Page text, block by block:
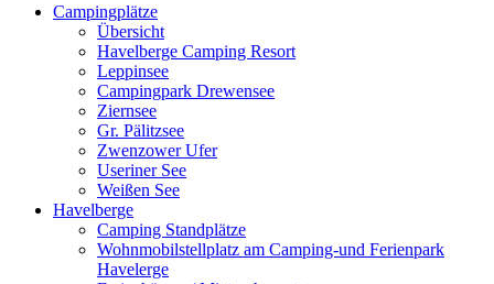
Campingplätze
Übersicht
Havelberge Camping Resort
Leppinsee
Campingpark Drewensee
Ziernsee
Gr. Pälitzsee
Zwenzower Ufer
Useriner See
Weißen See
Havelberge
Camping Standplätze
Wohnmobilstellplatz am Camping-und Ferienpark
Havelerge